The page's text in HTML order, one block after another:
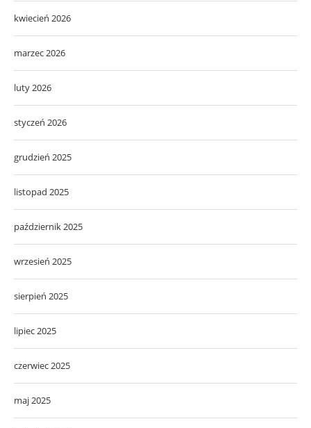
kwiecień 2026
marzec 2026
luty 2026
styczeń 2026
grudzień 2025
listopad 2025
październik 2025
wrzesień 2025
sierpień 2025
lipiec 2025
czerwiec 2025
maj 2025